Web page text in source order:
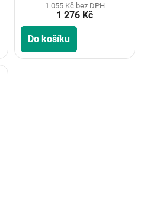
1 055 Kč bez DPH
1 276 Kč
Do košíku